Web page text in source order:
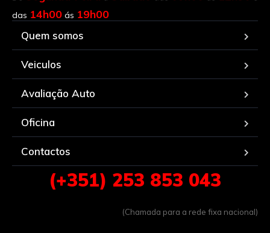
das 14h00 ás 19h00
Quem somos
Veiculos
Avaliação Auto
Oficina
Contactos
(+351) 253 853 043
(Chamada para a rede fixa nacional)